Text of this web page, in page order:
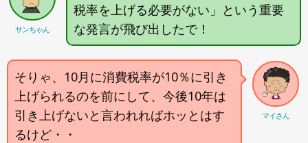
サンちゃん
税率を上げる必要がない」という重要
な発言が飛び出したで！
マイさん
そりゃ、10月に消費税率が10％に引き
上げられるのを前にして、今後10年は
引き上げないと言われればホッとはす
るけど・・